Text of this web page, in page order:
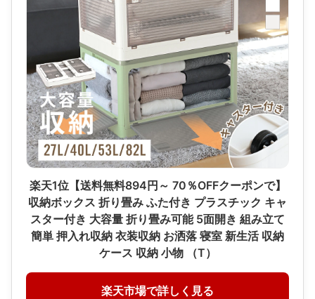
楽天1位【送料無料894円～ 70％OFFクーポンで】
収納ボックス 折り畳み ふた付き プラスチック キャ
スター付き 大容量 折り畳み可能 5面開き 組み立て
簡単 押入れ収納 衣装収納 お洒落 寝室 新生活 収納
ケース 収納 小物 （T）
楽天市場で詳しく見る